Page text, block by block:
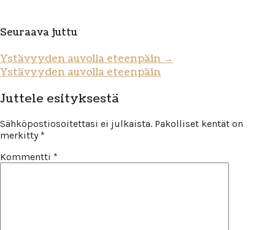
Seuraava juttu
Ystävyyden auvolla eteenpäin →
Ystävyyden auvolla eteenpäin
Juttele esityksestä
Sähköpostiosoitettasi ei julkaista. Pakolliset kentät on
merkitty *
Kommentti *